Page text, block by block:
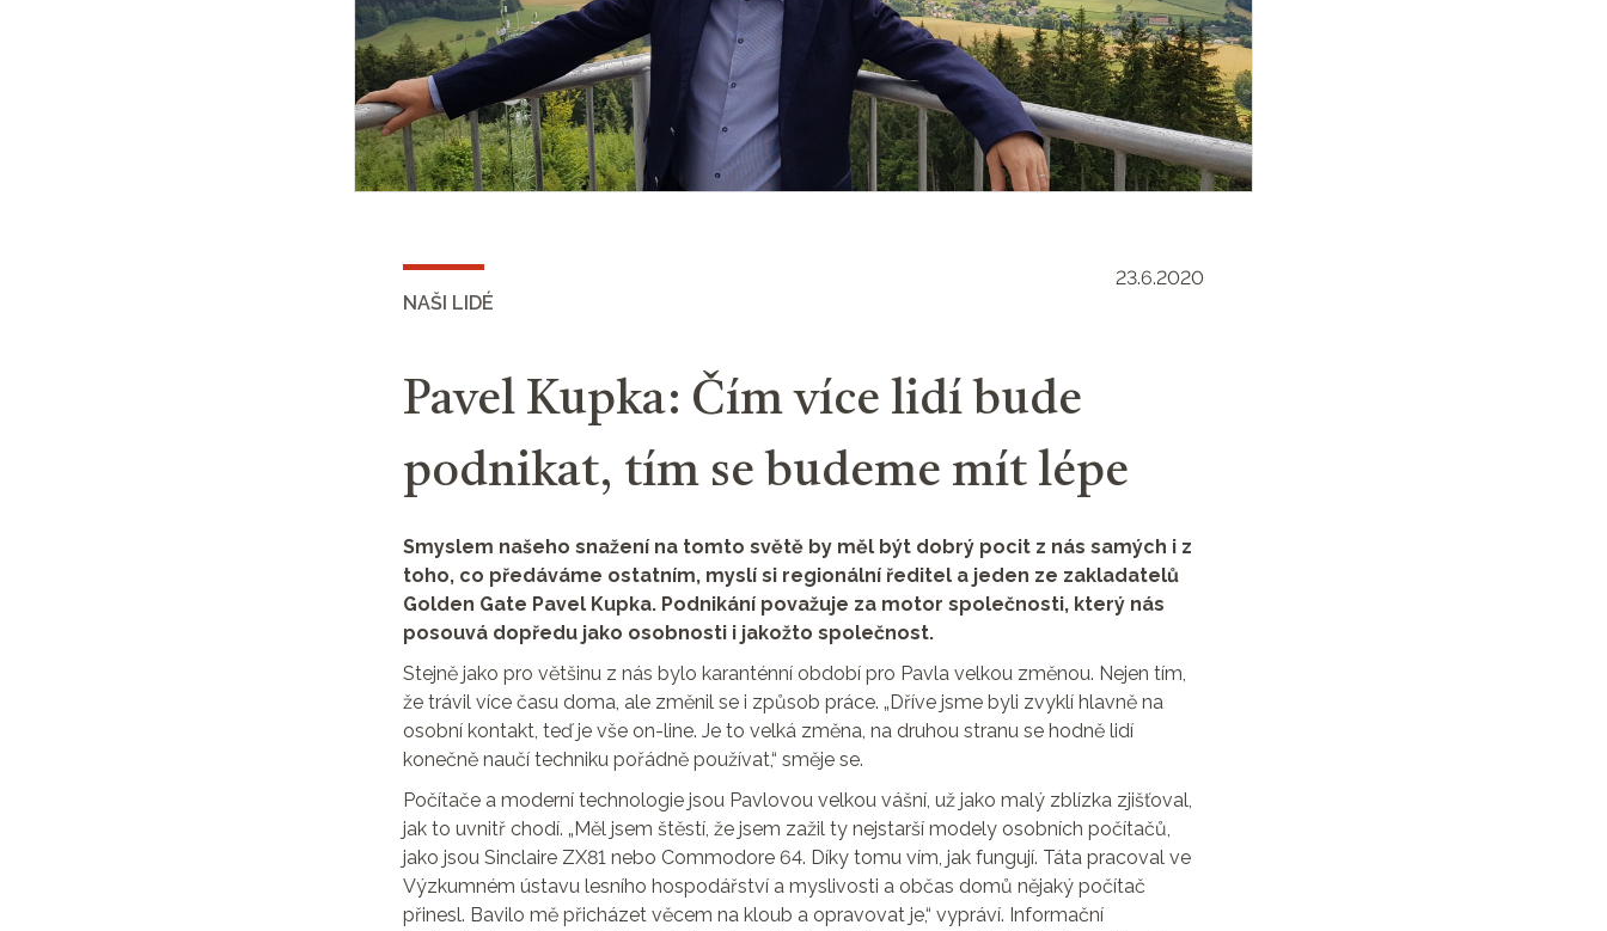
NAŠI LIDÉ
23.6.2020
Pavel Kupka: Čím více lidí bude
podnikat, tím se budeme mít lépe
Smyslem našeho snažení na tomto světě by měl být dobrý pocit z nás samých i z
toho, co předáváme ostatním, myslí si regionální ředitel a jeden ze zakladatelů
Golden Gate Pavel Kupka. Podnikání považuje za motor společnosti, který nás
posouvá dopředu jako osobnosti i jakožto společnost.
Stejně jako pro většinu z nás bylo karanténní období pro Pavla velkou změnou. Nejen tím,
že trávil více času doma, ale změnil se i způsob práce. „Dříve jsme byli zvyklí hlavně na
osobní kontakt, teď je vše on-line. Je to velká změna, na druhou stranu se hodně lidí
konečně naučí techniku pořádně používat,“ směje se.
Počítače a moderní technologie jsou Pavlovou velkou vášní, už jako malý zblízka zjišťoval,
jak to uvnitř chodí. „Měl jsem štěstí, že jsem zažil ty nejstarší modely osobních počítačů,
jako jsou Sinclaire ZX81 nebo Commodore 64. Díky tomu vím, jak fungují. Táta pracoval ve
Výzkumném ústavu lesního hospodářství a myslivosti a občas domů nějaký počítač
přinesl. Bavilo mě přicházet věcem na kloub a opravovat je,“ vypráví. Informační